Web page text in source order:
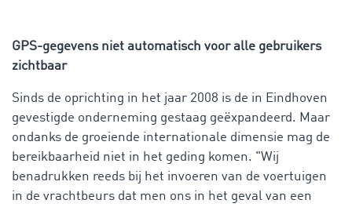
GPS-gegevens niet automatisch voor alle gebruikers
zichtbaar
Sinds de oprichting in het jaar 2008 is de in Eindhoven
gevestigde onderneming gestaag geëxpandeerd. Maar
ondanks de groeiende internationale dimensie mag de
bereikbaarheid niet in het geding komen. "Wij
benadrukken reeds bij het invoeren van de voertuigen
in de vrachtbeurs dat men ons in het geval van een